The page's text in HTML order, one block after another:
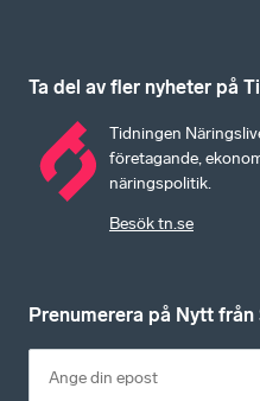
Ta del av fler nyheter på
Tidningen
företagande,
näringspolitik.
Besök tn.se
Prenumerera på Nytt från